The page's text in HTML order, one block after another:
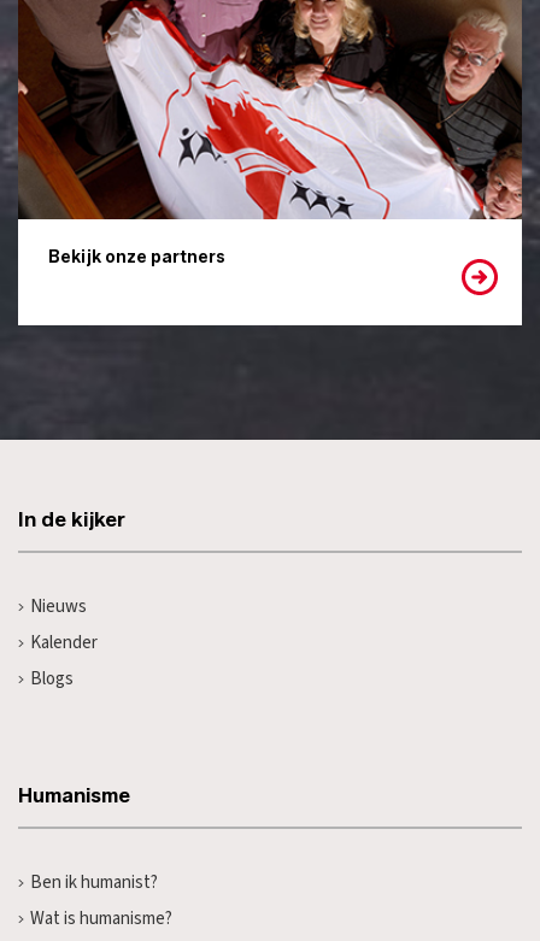
Bekijk onze partners
In de kijker
Nieuws
Kalender
Blogs
Humanisme
Ben ik humanist?
Wat is humanisme?